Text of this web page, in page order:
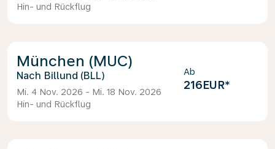
Hin- und Rückflug
München (MUC)
Billund (BLL)
Mi. 4 Nov. 2026 - Mi. 18 Nov. 2026
Hin- und Rückflug
Ab
216EUR*